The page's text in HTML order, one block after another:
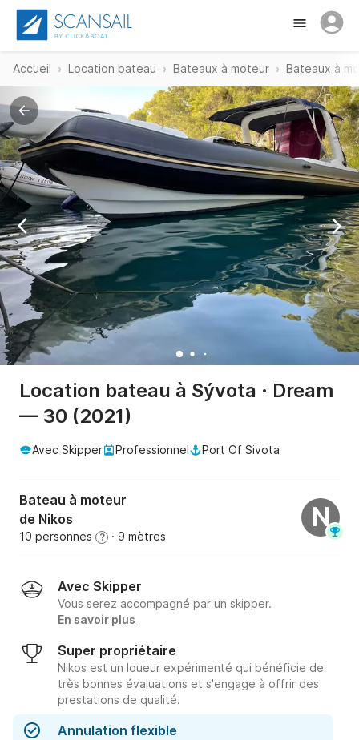
Accueil Location bateau Bateaux à moteur Bateaux à
Location bateau à Sývota · Dream
— 30 (2021)
Avec Skipper Professionnel Port Of Sivota
Bateau à moteur
de Nikos
10 personnes ? · 9 mètres
N
Avec Skipper
Vous serez accompagné par un skipper.
En savoir plus
Super propriétaire
Nikos est un loueur expérimenté qui bénéficie de
très bonnes évaluations et s'engage à offrir des
prestations de qualité.
Annulation flexible